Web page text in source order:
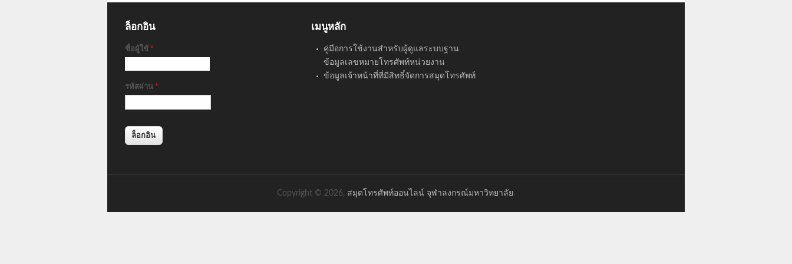
ล็อกอิน
ชื่อผู้ใช้ *
รหัสผ่าน *
เมนูหลัก
คู่มือการใช้งานสำหรับผู้ดูแลระบบฐาน
ข้อมูลเลขหมายโทรศัพท์หน่วยงาน
ข้อมูลเจ้าหน้าที่ที่มีสิทธิ์จัดการสมุดโทรศัพท์
Copyright © 2026, สมุดโทรศัพท์ออนไลน์ จุฬาลงกรณ์มหาวิทยาลัย.